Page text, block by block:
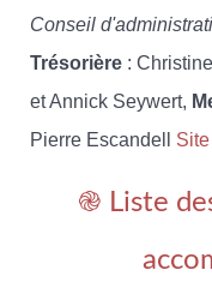
Conseil
Trésorière :
et Annick Seywert,
Pierre Escandell
֎ Liste